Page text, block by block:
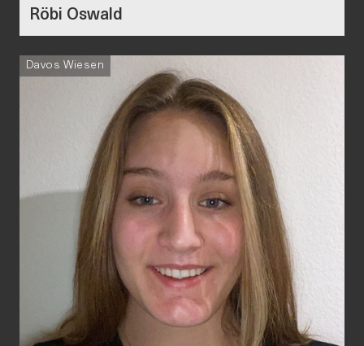
Röbi Oswald
Davos Wiesen